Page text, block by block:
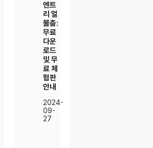
엔트
리 얼
불춤:
무료
다운
로드
및 무
료 체
험판
안내
2024-
09-
27